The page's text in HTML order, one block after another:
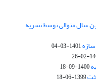
سال متوالی توسط نشریه
1401-03-04
1400-09-18
1399-06-18